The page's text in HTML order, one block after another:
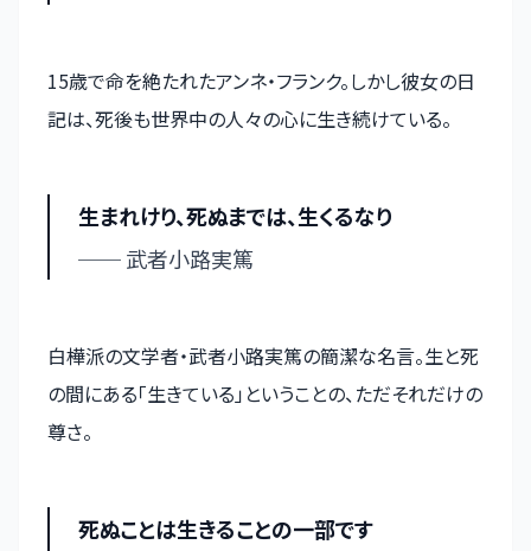
15歳で命を絶たれたアンネ・フランク。しかし彼女の日
記は、死後も世界中の人々の心に生き続けている。
生まれけり、死ぬまでは、生くるなり
── 武者小路実篤
白樺派の文学者・武者小路実篤の簡潔な名言。生と死
の間にある「生きている」ということの、ただそれだけの
尊さ。
死ぬことは生きることの一部です